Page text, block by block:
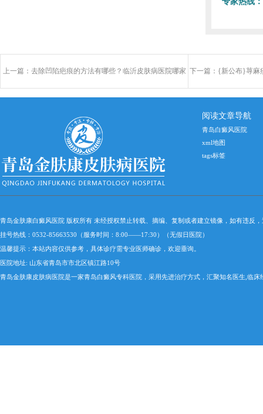
上一篇： 去除凹陷疤痕的方法有哪些？临沂皮肤病医院哪家 下一篇： {新公布}荨麻
阅读文章导航
青岛白癜风医院
xml地图
tags标签
青岛金肤康白癜风医院 版权所有 未经授权禁止转载、摘编、复制或者建立镜像，如有违反
挂号热线：0532-85663530（服务时间：8:00——17:30）（无假日医院）
温馨提示：本站内容仅供参考，具体诊疗需专业医师确诊，欢迎垂询。
医院地址: 山东省青岛市市北区镇江路10号
青岛金肤康皮肤病医院是一家青岛白癜风专科医院，采用先进治疗方式，汇聚知名医生,临床